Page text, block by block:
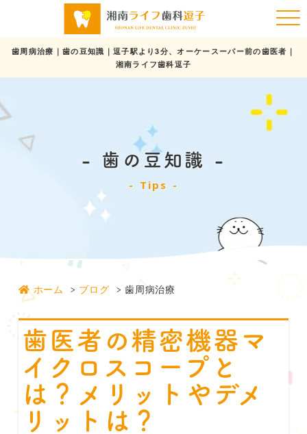
歯の豆知識
Tips
歯周病治療｜歯の豆知識｜逗子駅より3分、オーケースーパー前の歯医者｜
湘南ライフ歯科逗子
ホーム ブログ 歯周病治療
歯医者の精密機器マ
イクロスコープと
は？メリットやデメ
リットは？